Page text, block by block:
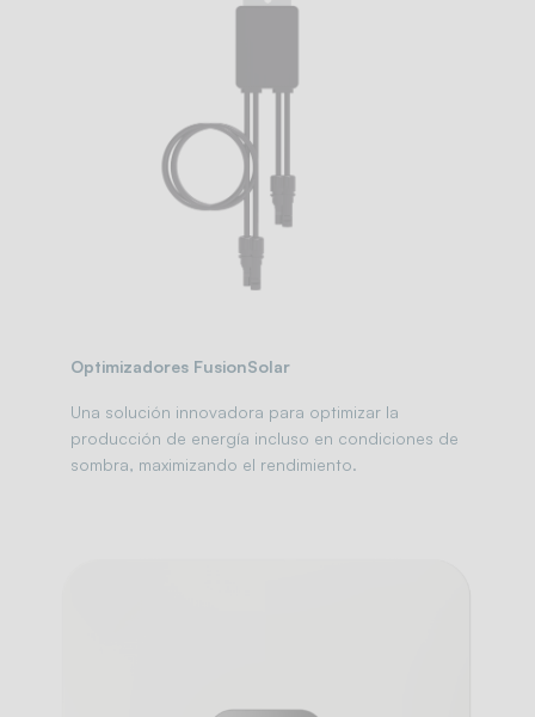
Optimizadores FusionSolar
Una solución innovadora para optimizar la
producción de energía incluso en condiciones de
sombra, maximizando el rendimiento.